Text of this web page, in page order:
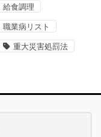
給食調理
職業病リスト
重大災害処罰法